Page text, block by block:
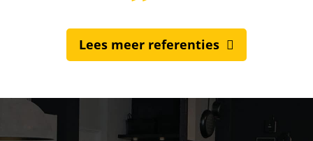
Lees meer referenties